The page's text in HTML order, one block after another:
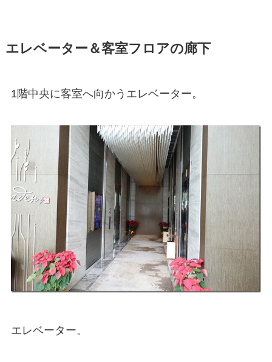
エレベーター＆客室フロアの廊下
1階中央に客室へ向かうエレベーター。
エレベーター。